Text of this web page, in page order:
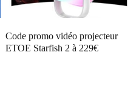
Code promo vidéo projecteur
ETOE Starfish 2 à 229€